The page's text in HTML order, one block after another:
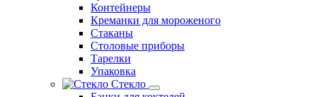
Контейнеры
Креманки для мороженого
Стаканы
Столовые приборы
Тарелки
Упаковка
Стекло